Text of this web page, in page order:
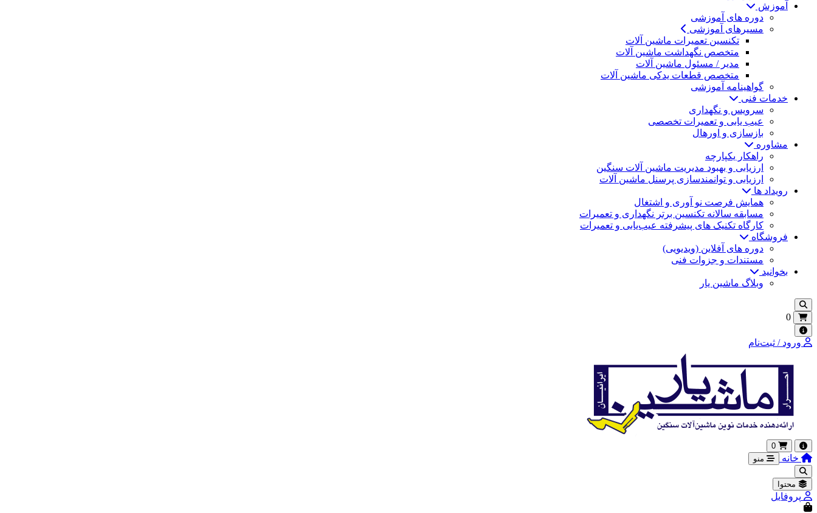
آموزش
دوره های آموزشی
مسیرهای آموزشی
تکنسین تعمیرات ماشین آلات
متخصص نگهداشت ماشین آلات
مدیر / مسئول ماشین آلات
متخصص قطعات یدکی ماشین آلات
گواهینامه آموزشی
خدمات فنی
سرویس و نگهداری
عیب یابی و تعمیرات تخصصی
بازسازی و اورهال
مشاوره
راهکار یکپارچه
ارزیابی و بهبود مدیریت ماشین آلات سنگین
ارزیابی و توانمندسازی پرسنل ماشین آلات
رویداد ها
همایش فرصت نو آوری و اشتغال
مسابقه سالانه تکنسین برتر نگهداری و تعمیرات
کارگاه تکنیک‌ های پیشرفته عیب‌یابی و تعمیرات
فروشگاه
دوره های آفلاین (ویدیویی)
مستندات و جزوات فنی
بخوانید
وبلاگ ماشین یار
0
ورود / ثبت‌نام
0
خانه منو
محتوا
پروفایل